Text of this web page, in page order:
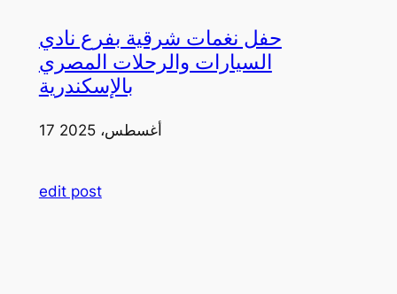
حفل نغمات شرقية بفرع نادي
السيارات والرحلات المصري
بالإسكندرية
17 أغسطس، 2025
edit post